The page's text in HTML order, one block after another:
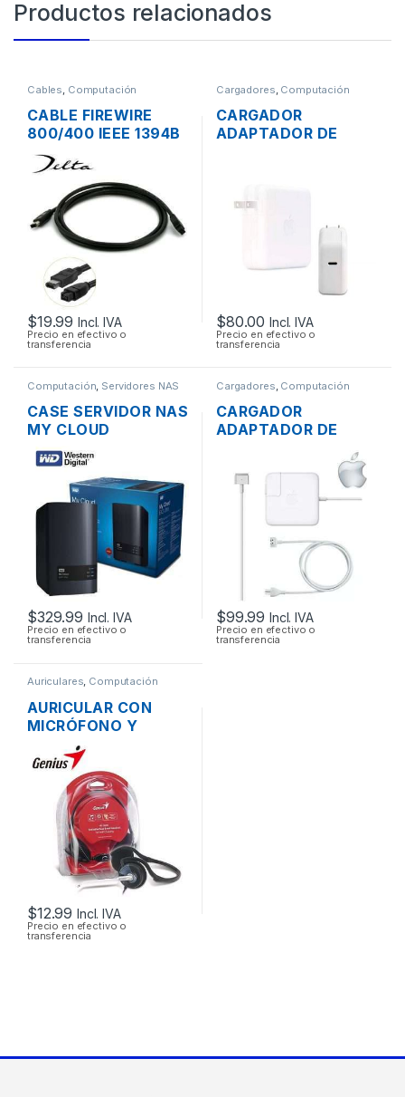
Productos relacionados
Cables, Computación
CABLE FIREWIRE
800/400 IEEE 1394B
9/6 PINES MACHO
DE 2 PIES 60CM
$19.99 Incl. IVA
Precio en efectivo o
transferencia
Cargadores, Computación
CARGADOR
ADAPTADOR DE
TIPO-C 3.1 20.2V
4.3A 87W ORIGINAL
$80.00 Incl. IVA
Precio en efectivo o
transferencia
Computación Servidores NAS
CASE SERVIDOR NAS
MY CLOUD
WESTERN DIGITAL 2
BAHÍAS SATA CON
USB 3.0 Y PUERTO
DE RED GIGABIT
$329.99 Incl. IVA
Precio en efectivo o
transferencia
Cargadores Computación
CARGADOR
ADAPTADOR DE
LAPTOP MAC APPLE
MAGSAFE 2 16.5V
ORIGINAL + CABLE
DE PODER
$99.99 Incl. IVA
Precio en efectivo o
transferencia
Auriculares, Computación
AURICULAR CON
MICRÓFONO Y
CONTROL DE
VOLUMEN GENIUS
HS-300N PLUG
3.5MM PLEGABLE
$12.99 Incl. IVA
Precio en efectivo o
transferencia